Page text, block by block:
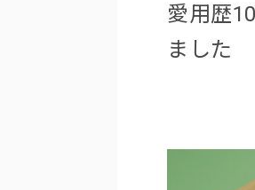
愛用歴
ました